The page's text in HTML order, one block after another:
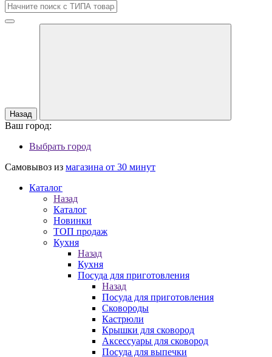
Назад
Ваш город:
Выбрать город
Самовывоз из магазина от 30 минут
Каталог
Назад
Каталог
Новинки
ТОП продаж
Кухня
Назад
Кухня
Посуда для приготовления
Назад
Посуда для приготовления
Сковороды
Кастрюли
Крышки для сковород
Аксессуары для сковород
Посуда для выпечки